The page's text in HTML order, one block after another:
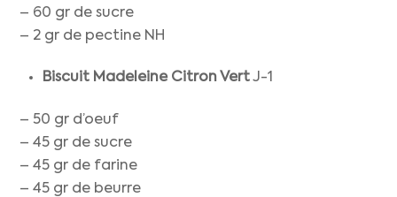
– 60 gr de sucre
– 2 gr de pectine NH
Biscuit Madeleine Citron VertJ-1
– 50 gr d’oeuf
– 45 gr de sucre
– 45 gr de farine
– 45 gr de beurre